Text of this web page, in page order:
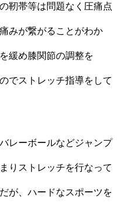
靭帯等は問題なく圧痛点
みが繋がることがわか
緩め膝関節の調整を
でストレッチ指導をして
レーボールなどジャンプ
りストレッチを行なって
が、ハードなスポーツを